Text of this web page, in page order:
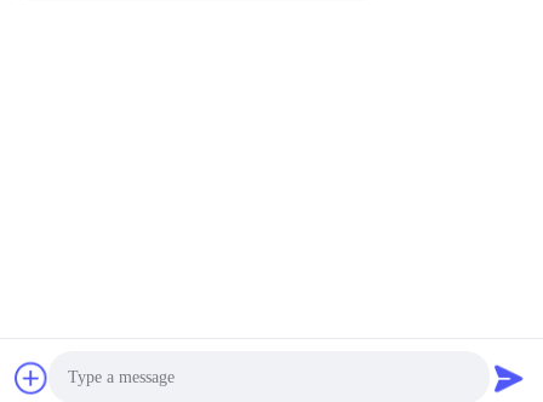
Fornitore. © di Copyright 2023-2026 foodgradeenzyme.com